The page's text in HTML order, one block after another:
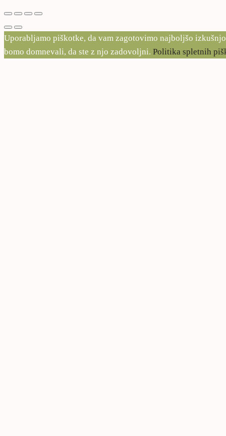
Uporabljamo piškotke, da vam zagotovimo najboljšo
bomo domnevali, da ste z njo zadovoljni. Politika spletnih